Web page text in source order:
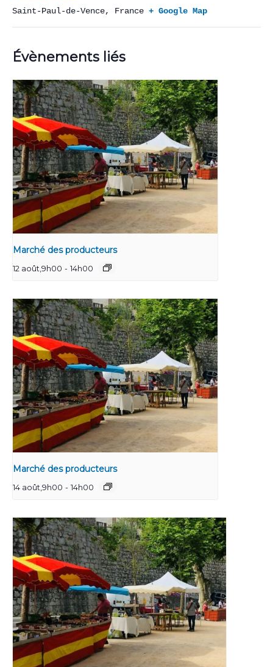
Saint-Paul-de-Vence, France + Google Map
Évènements liés
Marché des producteurs
12 août,9h00 - 14h00
Marché des producteurs
14 août,9h00 - 14h00